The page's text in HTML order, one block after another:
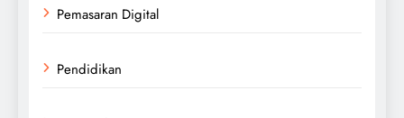
Pemasaran Digital
Pendidikan